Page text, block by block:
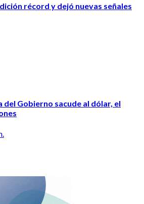
récord y dejó nuevas señales
del Gobierno sacude al dólar, el